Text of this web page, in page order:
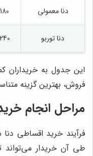
دنا معمولی 180 الی 220 میلیون
دنا توربو 240 الی 280 میلیون
این جدول به خریداران
فروش، بهترین گزینه
مراحل انجام
فرآیند خرید اقساطی
طی آن خریدار می‌تواند